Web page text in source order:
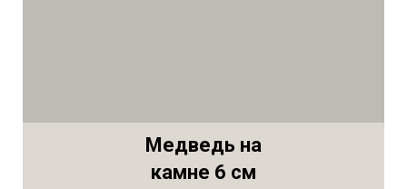
Медведь на
камне 6 см